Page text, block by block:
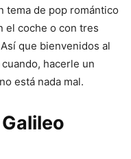
tema de pop romántico
el coche o con tres
que bienvenidos al
hacerle un
está nada mal.